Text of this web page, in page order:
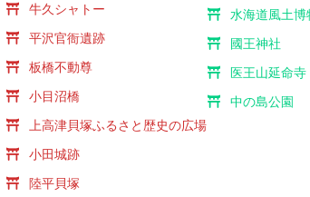
牛久シャトー
平沢官衙遺跡
板橋不動尊
小目沼橋
上高津貝塚ふるさと歴史の広場
小田城跡
陸平貝塚
水海道風土博
國王神社
医王山延命
中の島公園